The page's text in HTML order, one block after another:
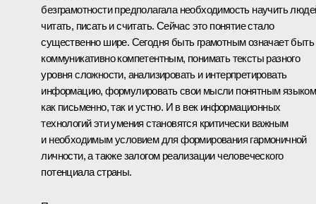
безграмотности предполагала необходимость научить
читать, писать и считать. Сейчас это понятие стало
существенно шире. Сегодня быть грамотным означает быть
коммуникативно компетентным, понимать тексты разного
уровня сложности, анализировать и интерпретировать
информацию, формулировать свои мысли понятным языком
как письменно, так и устно. И в век информационных
технологий эти умения становятся критически важным
и необходимым условием для формирования гармоничной
личности, а также залогом реализации человеческого
потенциала страны.